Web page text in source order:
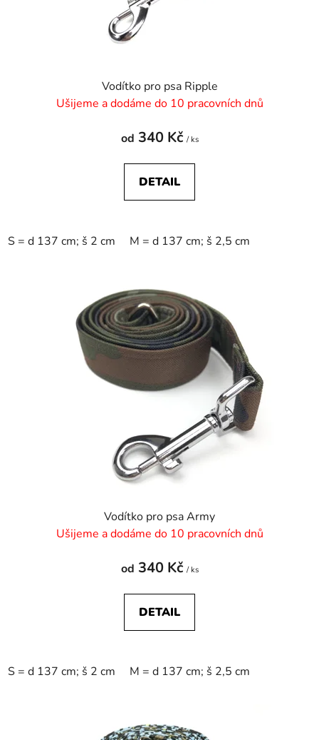
Vodítko pro psa Ripple
Ušijeme a dodáme do 10 pracovních dnů
od 340 Kč / ks
DETAIL
S = d 137 cm; š 2 cm M = d 137 cm; š 2,5 cm
Vodítko pro psa Army
Ušijeme a dodáme do 10 pracovních dnů
od 340 Kč / ks
DETAIL
S = d 137 cm; š 2 cm M = d 137 cm; š 2,5 cm